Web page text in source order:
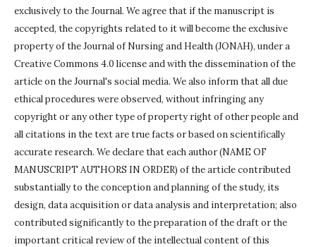
exclusively to the Journal. We agree that if the manuscript is
accepted, the copyrights related to it will become the exclusive
property of the Journal of Nursing and Health (JONAH), under a
Creative Commons 4.0 license and with the dissemination of the
article on the Journal's social media. We also inform that all due
ethical procedures were observed, without infringing any
copyright or any other type of property right of other people and
all citations in the text are true facts or based on scientifically
accurate research. We declare that each author (NAME OF
MANUSCRIPT AUTHORS IN ORDER) of the article contributed
substantially to the conception and planning of the study, its
design, data acquisition or data analysis and interpretation; also
contributed significantly to the preparation of the draft or the
important critical review of the intellectual content of this